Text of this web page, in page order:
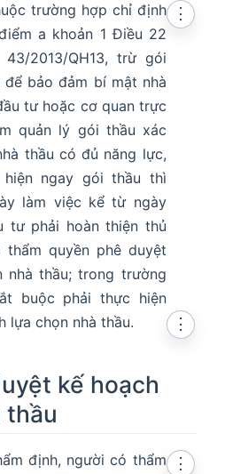
trường hợp chỉ định
a khoản 1 Điều 22
2013/QH13, trừ gói
bảo đảm bí mật nhà
tư hoặc cơ quan trực
quản lý gói thầu xác
thầu có đủ năng lực,
ngay gói thầu thì
làm việc kể từ ngày
tư phải hoàn thiện thủ
quyền phê duyệt
nhà thầu; trong trường
buộc phải thực hiện
lựa chọn nhà thầu.
⋮
kế hoạch
thầu
⋮
định, người có thẩm
⋮